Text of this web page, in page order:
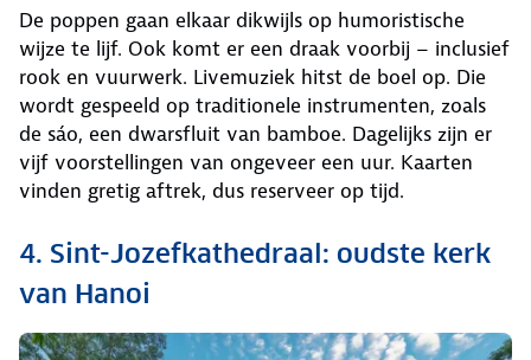
De poppen gaan elkaar dikwijls op humoristische
wijze te lijf. Ook komt er een draak voorbij – inclusief
rook en vuurwerk. Livemuziek hitst de boel op. Die
wordt gespeeld op traditionele instrumenten, zoals
de sáo, een dwarsfluit van bamboe. Dagelijks zijn er
vijf voorstellingen van ongeveer een uur. Kaarten
vinden gretig aftrek, dus reserveer op tijd.
4. Sint-Jozefkathedraal: oudste kerk
van Hanoi